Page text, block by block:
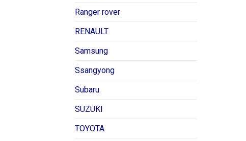
Ranger rover
RENAULT
Samsung
Ssangyong
Subaru
SUZUKI
TOYOTA